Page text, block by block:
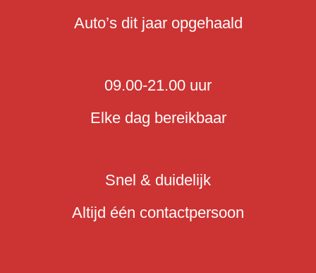
Auto’s dit jaar opgehaald
09.00-21.00 uur
Elke dag bereikbaar
Snel & duidelijk
Altijd één contactpersoon